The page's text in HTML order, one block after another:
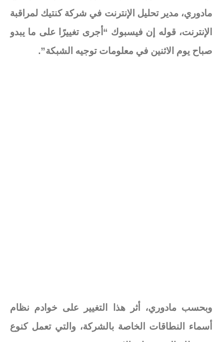
مادوري، مدير تحليل الإنترنت في شركة كنتيك لمراقبة
الإنترنت، قوله إن فيسبوك “أجرى تغييرًا على ما يبدو
صباح يوم الاثنين في معلومات توجيه الشبكة”.
وبحسب مادوري، أثر هذا التغيير على خوادم نظام
أسماء النطاقات الخاصة بالشركة، والتي تعمل كنوع